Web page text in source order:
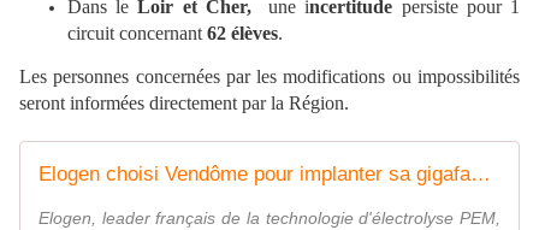
Dans leLoir et Cher,une incertitude persiste pour 1
circuit concernant 62 élèves.
Les personnes concernées par les modifications ou impossibilités
seront informées directement par la Région.
Elogen choisi Vendôme pour implanter sa gigafactory, une belle illustration de la dynamique régionale engagée en faveur de l'hydrogène
Elogen, leader français de la technologie d'électrolyse PEM,